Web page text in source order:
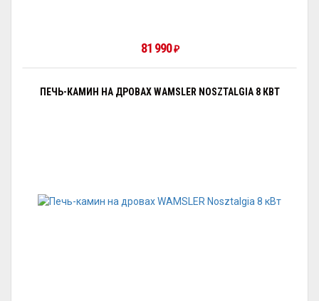
81 990₽
ПЕЧЬ-КАМИН НА ДРОВАХ WAMSLER NOSZTALGIA 8 КВТ